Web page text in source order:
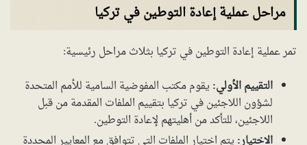
مراحل عملية إعادة التوطين في تركيا
تمر عملية إعادة التوطين في تركيا بثلاث مراحل رئيسية:
التقييم الأولي: يقوم مكتب المفوضية السامية للأمم المتحدة
لشؤون اللاجئين في تركيا بتقييم الملفات المقدمة من قبل
اللاجئين، للتأكد من أهليتهم لإعادة التوطين.